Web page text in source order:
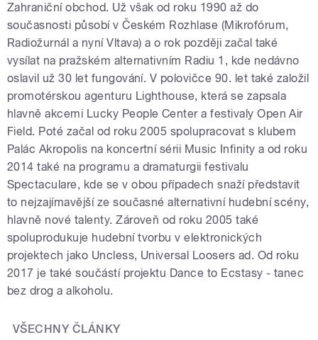
Zahraniční obchod. Už však od roku 1990 až do
současnosti působí v Českém Rozhlase (Mikrofórum,
Radiožurnál a nyní Vltava) a o rok později začal také
vysílat na pražském alternativním Radiu 1, kde nedávno
oslavil už 30 let fungování. V polovičce 90. let také založil
promotérskou agenturu Lighthouse, která se zapsala
hlavně akcemi Lucky People Center a festivaly Open Air
Field. Poté začal od roku 2005 spolupracovat s klubem
Palác Akropolis na koncertní sérii Music Infinity a od roku
2014 také na programu a dramaturgii festivalu
Spectaculare, kde se v obou případech snaží představit
to nejzajímavější ze současné alternativní hudební scény,
hlavně nové talenty. Zároveň od roku 2005 také
spoluprodukuje hudební tvorbu v elektronických
projektech jako Uncless, Universal Loosers ad. Od roku
2017 je také součástí projektu Dance to Ecstasy - tanec
bez drog a alkoholu.
VŠECHNY ČLÁNKY